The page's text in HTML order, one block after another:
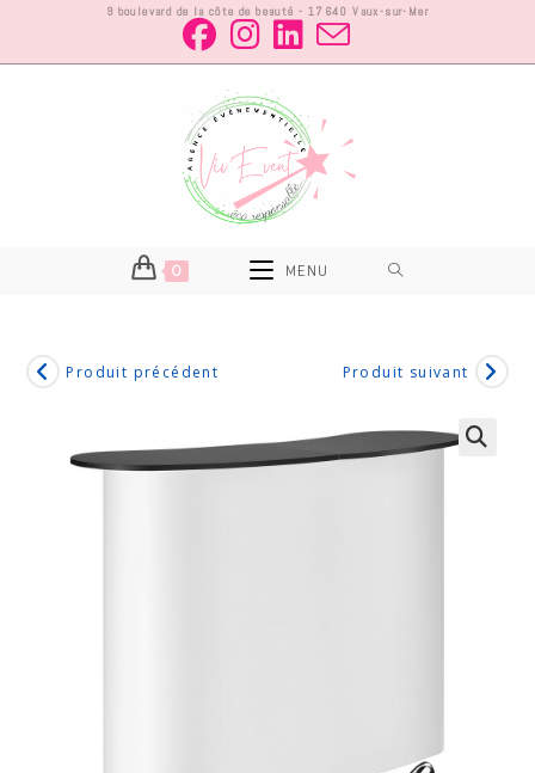
9 boulevard de la côte de beauté - 17640 Vaux-sur-Mer
0 MENU
Produit précédent Produit suivant